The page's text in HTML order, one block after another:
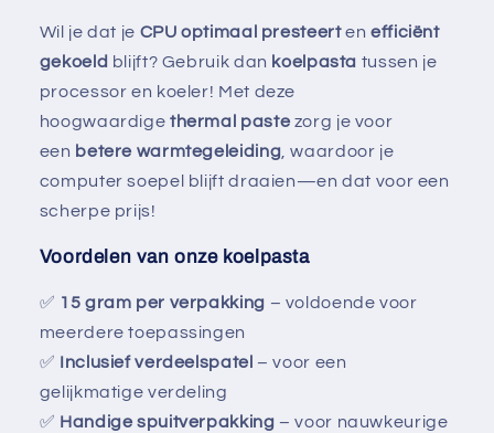
Wil je dat je CPU optimaal presteerten efficiënt
gekoeld blijft? Gebruik dan koelpasta tussen je
processor en koeler! Met deze
hoogwaardige thermal paste zorg je voor
een betere warmtegeleiding, waardoor je
computer soepel blijft draaien—en dat voor een
scherpe prijs!
Voordelen van onze koelpasta
✅ 15 gram per verpakking – voldoende voor
meerdere toepassingen
✅ Inclusief verdeelspatel – voor een
gelijkmatige verdeling
✅ Handige spuitverpakking – voor nauwkeurige